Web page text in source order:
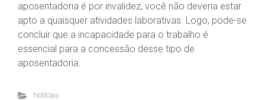
aposentadoria é por invalidez, você não deveria estar
apto a quaisquer atividades laborativas. Logo, pode-se
concluir que a incapacidade para o trabalho é
essencial para a concessão desse tipo de
aposentadoria.
Notícias